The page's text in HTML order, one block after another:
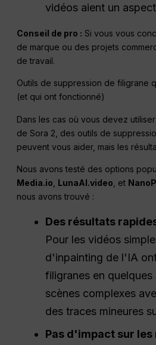
vidéos aient un
Conseil de pro : Si vous vous
de marque ou des projets
de travail.
Outils de suppression de filigrane
(et qui ont fonctionné)
Dans les cas où vous devez
de Sora 2, des outils de
peuvent vous aider, mais les
Nous avons testé des options
Media.io LunaAI.video , et
nous avons trouvé :
Des résultats
Pour les vidéos
d'inpainting de l'IA
filigranes en
scènes complexes
des traces mineures
Pas d'impact sur les